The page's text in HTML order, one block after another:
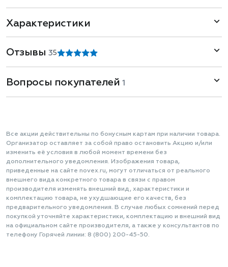
Характеристики
Отзывы35
Вопросы покупателей 1
Все акции действительны по бонусным картам при наличии товара.
Организатор оставляет за собой право остановить Акцию и/или
изменить её условия в любой момент времени без
дополнительного уведомления. Изображения товара,
приведенные на сайте novex.ru, могут отличаться от реального
внешнего вида конкретного товара в связи с правом
производителя изменять внешний вид, характеристики и
комплектацию товара, не ухудшающие его качеств, без
предварительного уведомления. В случае любых сомнений перед
покупкой уточняйте характеристики, комплектацию и внешний вид
на официальном сайте производителя, а также у консультантов по
телефону Горячей линии: 8 (800) 200-45-50.